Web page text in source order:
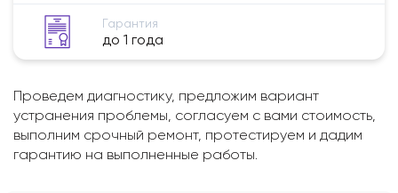
Гарантия
до 1 года
Проведем диагностику, предложим вариант
устранения проблемы, согласуем с вами стоимость,
выполним срочный ремонт, протестируем и дадим
гарантию на выполненные работы.